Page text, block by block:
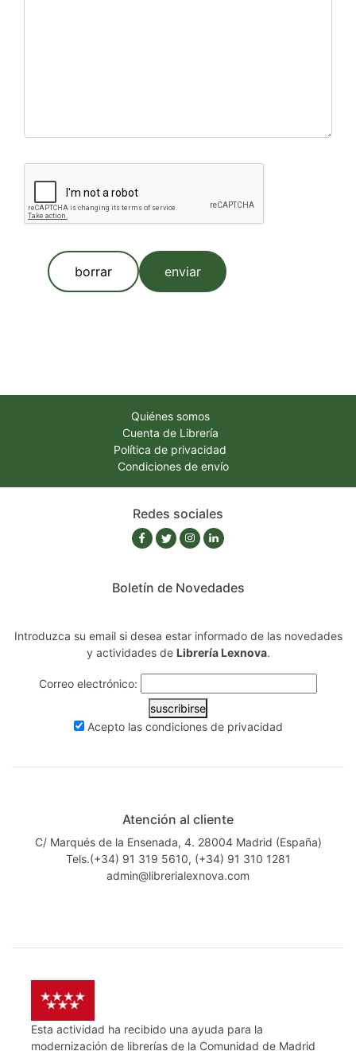
borrar enviar
Quiénes somos
Cuenta de Librería
Política de privacidad
Condiciones de envío
Redes sociales
Boletín de Novedades
Introduzca su email si desea estar informado de las novedades
y actividades de Librería Lexnova.
Correo electrónico:
suscribirse
Acepto las condiciones de privacidad
Atención al cliente
C/ Marqués de la Ensenada, 4. 28004 Madrid (España)
Tels.(+34) 91 319 5610, (+34) 91 310 1281
admin@librerialexnova.com
Esta actividad ha recibido una ayuda para la
modernización de librerías de la Comunidad de Madrid